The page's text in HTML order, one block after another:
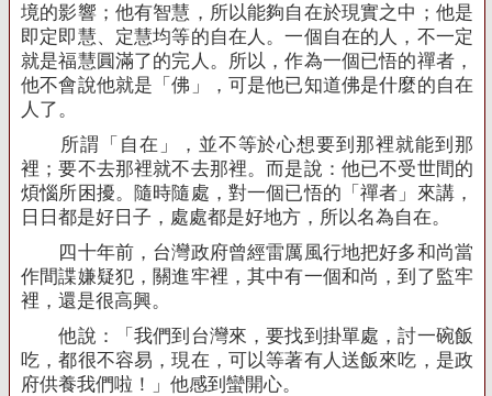
境的影響；他有智慧，所以能夠自在於現實之中；他是
即定即慧、定慧均等的自在人。一個自在的人，不一定
就是福慧圓滿了的完人。所以，作為一個已悟的禪者，
他不會說他就是「佛」，可是他已知道佛是什麼的自在
人了。
所謂「自在」，並不等於心想要到那裡就能到那
裡；要不去那裡就不去那裡。而是說：他已不受世間的
煩惱所困擾。隨時隨處，對一個已悟的「禪者」來講，
日日都是好日子，處處都是好地方，所以名為自在。
四十年前，台灣政府曾經雷厲風行地把好多和尚當
作間諜嫌疑犯，關進牢裡，其中有一個和尚，到了監牢
裡，還是很高興。
他說：「我們到台灣來，要找到掛單處，討一碗飯
吃，都很不容易，現在，可以等著有人送飯來吃，是政
府供養我們啦！」他感到蠻開心。